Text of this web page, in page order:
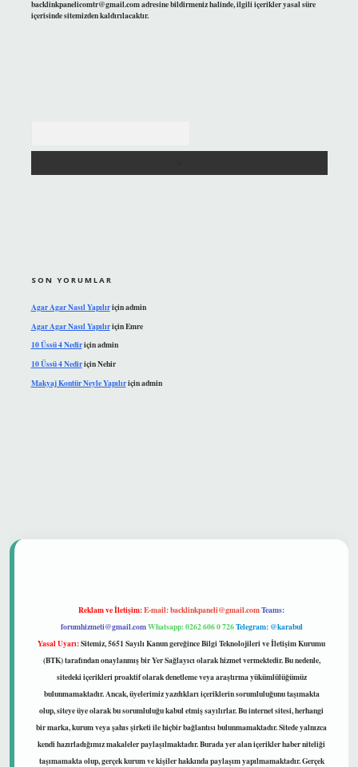
backlinkpanelicomtr@gmail.comadresine bildirmeniz halinde, ilgili içerikler yasal süre
içerisinde sitemizden kaldırılacaktır.
SON YORUMLAR
Agar Agar Nasıl Yapılıriçinadmin
Agar Agar Nasıl YapılıriçinEmre
10 Üssü 4 Nediriçinadmin
10 Üssü 4 NediriçinNehir
Makyaj Kontür Neyle Yapılıriçinadmin
Reklam ve İletişim:E-mail:backlinkpaneli@gmail.comTeams:
forumhizmeti@gmail.comWhatsapp: 0262 606 0 726Telegram: @karabul
Yasal Uyarı:Sitemiz, 5651 Sayılı Kanun gereğince Bilgi Teknolojileri ve İletişim Kurumu
(BTK) tarafından onaylanmış bir Yer Sağlayıcı olarak hizmet vermektedir. Bu nedenle,
sitedeki içerikleri proaktif olarak denetleme veya araştırma yükümlülüğümüz
bulunmamaktadır. Ancak, üyelerimiz yazdıkları içeriklerin sorumluluğunu taşımakta
olup, siteye üye olarak bu sorumluluğu kabul etmiş sayılırlar. Bu internet sitesi, herhangi
bir marka, kurum veya şahıs şirketi ile hiçbir bağlantısı bulunmamaktadır. Sitede yalnızca
kendi hazırladığımız makaleler paylaşılmaktadır. Burada yer alan içerikler haber niteliği
taşımamakta olup, gerçek kurum ve kişiler hakkında paylaşım yapılmamaktadır. Gerçek